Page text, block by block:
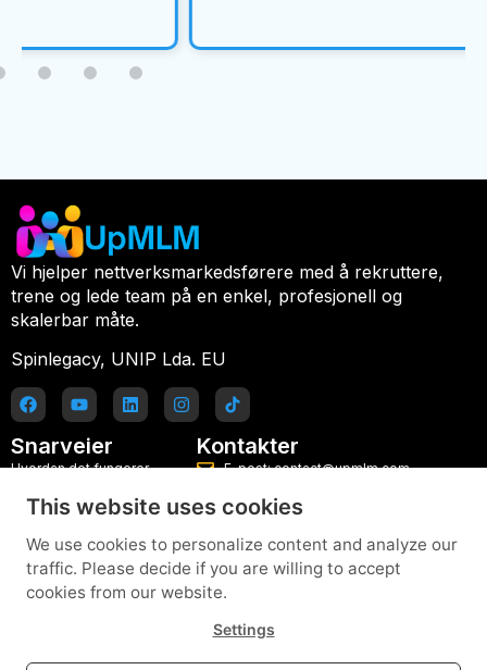
Vi hjelper nettverksmarkedsførere med å rekruttere,
trene og lede team på en enkel, profesjonell og
skalerbar måte.
Spinlegacy, UNIP Lda. EU
Snarveier
Hvordan det fungerer
Planer
Blogg
Kontakt
Kontakter
E-post: contact@upmlm.com
Mobil: +351 916 077 486
Prøv lederplattformen gratis
This website uses cookies
We use cookies to personalize content and analyze our
traffic. Please decide if you are willing to accept
cookies from our website.
Settings